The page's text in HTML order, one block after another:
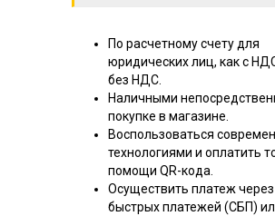
По расчетному счету для
юридических лиц, как с
без НДС.
Наличными
покупке в магазине.
Воспользоваться
технологиями и оплатить
помощи QR-кода.
Осуществить платеж через
быстрых платежей (СБП)